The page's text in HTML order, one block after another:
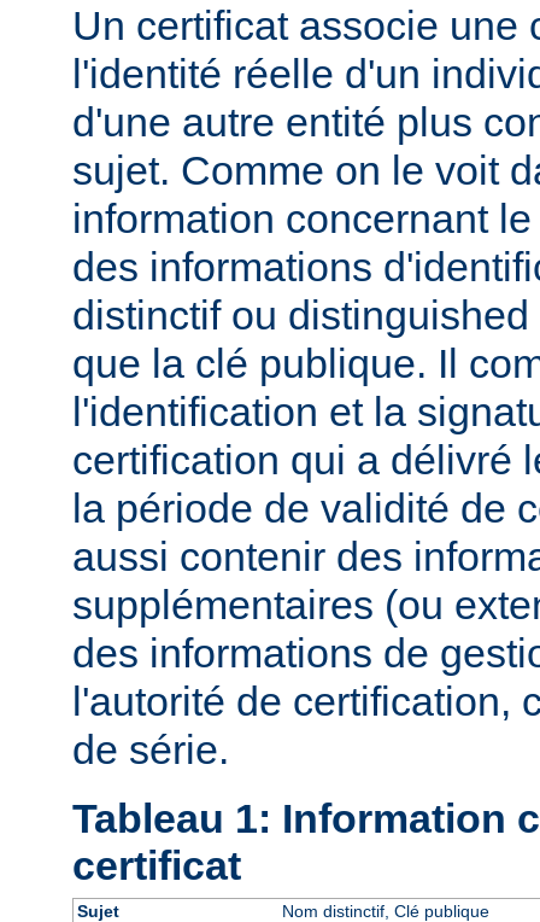
Un certificat associe une
l'identité réelle d'un
d'une autre entité plus
sujet. Comme on le voit
information concernant
des informations
distinctif ou
que la clé publique. Il
l'identification et la
certification qui a délivré
la période de validité de
aussi contenir des
supplémentaires (ou
des informations de
l'autorité de certification,
de série.
Tableau 1: Information
certificat
Sujet
Nom distinctif, Clé publique